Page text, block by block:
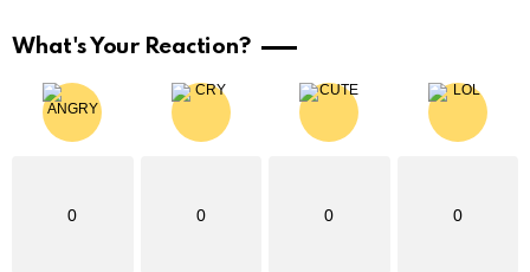
What's Your Reaction?
0 0 0 0